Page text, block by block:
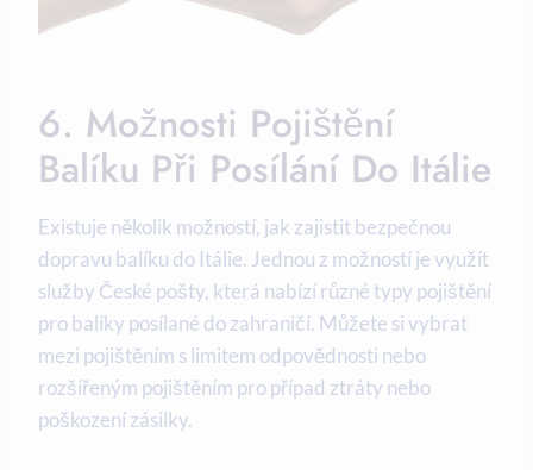
6. Možnosti Pojištění
Balíku Při Posílání Do Itálie
Existuje několik možností, jak zajistit bezpečnou
dopravu balíku do Itálie. Jednou z možností je využít
služby České pošty, která nabízí různé typy pojištění
pro balíky posílané do zahraničí. Můžete si vybrat
mezi pojištěním s limitem odpovědnosti nebo
rozšířeným pojištěním pro případ ztráty nebo
poškození zásilky.